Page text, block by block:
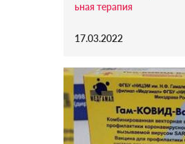
ьная терапия
17.03.2022